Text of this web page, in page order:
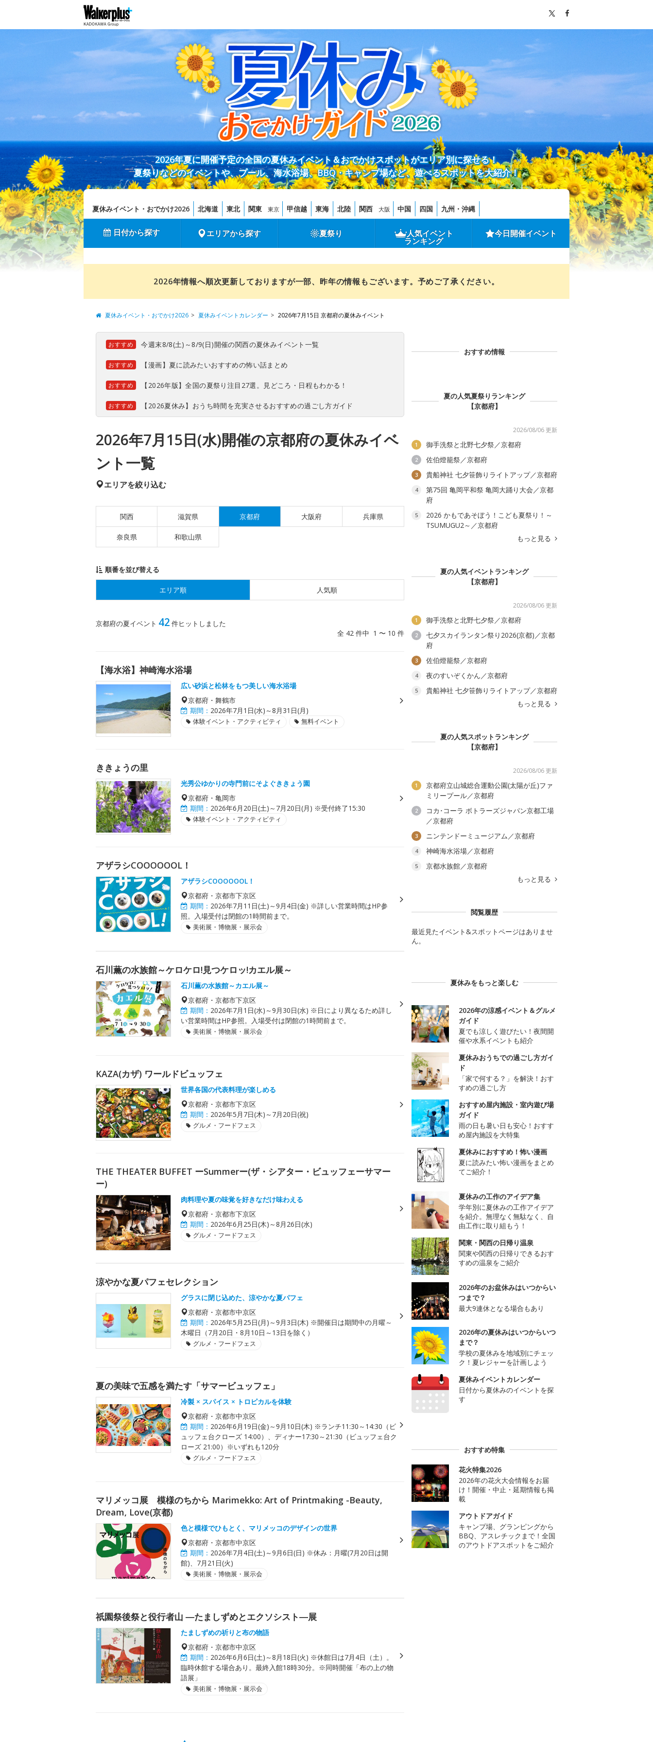
2026年夏に開催予定の全国の夏休みイベント＆おでかけスポットがエリア別に探せる！
夏祭りなどのイベントや、プール、海水浴場、BBQ・キャンプ場など、遊べるスポットを大紹介！
夏休みイベント・おでかけ2026 北海道 東北 関東 東京 甲信越 東海 北陸 関西 大阪 中国 四国 九州・沖縄
日付から探す エリアから探す 夏祭り 人気イベント
ランキング
今日開催イベント
2026年情報へ順次更新しておりますが一部、昨年の情報もございます。予めご了承ください。
夏休みイベント・おでかけ2026 夏休みイベントカレンダー 2026年7月15日 京都府の夏休みイベント
おすすめ 今週末8/8(土)～8/9(日)開催の関西の夏休みイベント一覧
おすすめ 【漫画】夏に読みたいおすすめの怖い話まとめ
おすすめ 【2026年版】全国の夏祭り注目27選。見どころ・日程もわかる！
おすすめ 【2026夏休み】おうち時間を充実させるおすすめの過ごし方ガイド
2026年7月15日(水)開催の京都府の夏休みイベ
ント一覧
エリアを絞り込む
関西 滋賀県 京都府 大阪府 兵庫県
奈良県 和歌山県
順番を並び替える
エリア順 人気順
京都府の夏イベント 42 件ヒットしました
全 42 件中 1 〜 10 件
【海水浴】神崎海水浴場
広い砂浜と松林をもつ美しい海水浴場
京都府・舞鶴市
期間： 2026年7月1日(水)～8月31日(月)
体験イベント・アクティビティ 無料イベント
ききょうの里
光秀公ゆかりの寺門前にそよぐききょう園
京都府・亀岡市
期間： 2026年6月20日(土)～7月20日(月) ※受付終了15:30
体験イベント・アクティビティ
アザラシCOOOOOOL！
アザラシCOOOOOOL！
京都府・京都市下京区
期間： 2026年7月11日(土)～9月4日(金) ※詳しい営業時間はHP参
照。入場受付は閉館の1時間前まで。
美術展・博物展・展示会
石川薫の水族館～ケロケロ!見つケロッ!カエル展～
石川薫の水族館～カエル展～
京都府・京都市下京区
期間： 2026年7月1日(水)～9月30日(水) ※日により異なるため詳し
い営業時間はHP参照。入場受付は閉館の1時間前まで。
美術展・博物展・展示会
KAZA(カザ) ワールドビュッフェ
世界各国の代表料理が楽しめる
京都府・京都市下京区
期間： 2026年5月7日(木)～7月20日(祝)
グルメ・フードフェス
THE THEATER BUFFET ーSummerー(ザ・シアター・ビュッフェーサマー
ー)
肉料理や夏の味覚を好きなだけ味わえる
京都府・京都市下京区
期間： 2026年6月25日(木)～8月26日(水)
グルメ・フードフェス
涼やかな夏パフェセレクション
グラスに閉じ込めた、涼やかな夏パフェ
京都府・京都市中京区
期間： 2026年5月25日(月)～9月3日(木) ※開催日は期間中の月曜～
木曜日（7月20日・8月10日～13日を除く）
グルメ・フードフェス
夏の美味で五感を満たす「サマービュッフェ」
冷製 × スパイス × トロピカルを体験
京都府・京都市中京区
期間： 2026年6月19日(金)～9月10日(木) ※ランチ11:30～14:30（ビ
ュッフェ台クローズ 14:00）、ディナー17:30～21:30（ビュッフェ台ク
ローズ 21:00）※いずれも120分
グルメ・フードフェス
マリメッコ展 模様のちから Marimekko: Art of Printmaking -Beauty,
Dream, Love(京都)
色と模様でひもとく、マリメッコのデザインの世界
京都府・京都市中京区
期間： 2026年7月4日(土)～9月6日(日) ※休み：月曜(7月20日は開
館)、7月21日(火)
美術展・博物展・展示会
祇園祭後祭と役行者山 ―たましずめとエクソシスト―展
たましずめの祈りと布の物語
京都府・京都市中京区
期間： 2026年6月6日(土)～8月18日(火) ※休館日は7月4日（土）。
臨時休館する場合あり。最終入館18時30分。※同時開催「布の上の物
語展」
美術展・博物展・展示会
おすすめ情報
夏の人気夏祭りランキング
【京都府】
2026/08/06 更新
1 御手洗祭と北野七夕祭／京都府
2 佐伯燈籠祭／京都府
3 貴船神社 七夕笹飾りライトアップ／京都府
4
第75回 亀岡平和祭 亀岡大踊り大会／京都
府
5
2026 かもであそぼう！こども夏祭り！～
TSUMUGU2～／京都府
もっと見る
夏の人気イベントランキング
【京都府】
2026/08/06 更新
1 御手洗祭と北野七夕祭／京都府
2
七夕スカイランタン祭り2026(京都)／京都
府
3 佐伯燈籠祭／京都府
4 夜のすいぞくかん／京都府
5
貴船神社 七夕笹飾りライトアップ／京都府
もっと見る
夏の人気スポットランキング
【京都府】
2026/08/06 更新
1
京都府立山城総合運動公園(太陽が丘)ファ
ミリープール／京都府
2
コカ･コーラ ボトラーズジャパン京都工場
／京都府
3 ニンテンドーミュージアム／京都府
4 神崎海水浴場／京都府
5
京都水族館／京都府
もっと見る
閲覧履歴
最近見たイベント&スポットページはありませ
ん。
夏休みをもっと楽しむ
2026年の涼感イベント＆グルメ
ガイド
夏でも涼しく遊びたい！夜間開
催や水系イベントも紹介
夏休みおうちでの過ごし方ガイ
ド
「家で何する？」を解決！おす
すめの過ごし方
おすすめ屋内施設・室内遊び場
ガイド
雨の日も暑い日も安心！おすす
め屋内施設を大特集
夏休みにおすすめ！怖い漫画
夏に読みたい怖い漫画をまとめ
てご紹介！
夏休みの工作のアイデア集
学年別に夏休みの工作アイデア
を紹介。無理なく無駄なく、自
由工作に取り組もう！
関東・関西の日帰り温泉
関東や関西の日帰りできるおす
すめの温泉をご紹介
2026年のお盆休みはいつからい
つまで？
最大9連休となる場合もあり
2026年の夏休みはいつからいつ
まで？
学校の夏休みを地域別にチェッ
ク！夏レジャーを計画しよう
夏休みイベントカレンダー
日付から夏休みのイベントを探
す
おすすめ特集
花火特集2026
2026年の花火大会情報をお届
け！開催・中止・延期情報も掲
載
アウトドアガイド
キャンプ場、グランピングから
BBQ、アスレチックまで！全国
のアウトドアスポットをご紹介